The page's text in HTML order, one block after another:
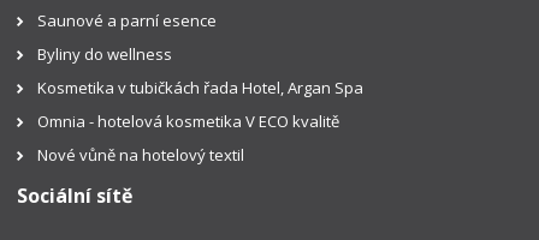
Saunové a parní esence
Byliny do wellness
Kosmetika v tubičkách řada Hotel, Argan Spa
Omnia - hotelová kosmetika V ECO kvalitě
Nové vůně na hotelový textil
Sociální sítě